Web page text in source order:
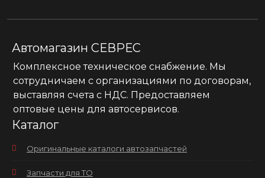
Автомагазин СЕВРЕС
Комплексное техническое снабжение. Мы
сотрудничаем с организациями по договорам,
выставляя счета с НДС. Предоставляем
оптовые цены для автосервисов.
Каталог
Оригинальные каталоги автозапчастей
Запчасти для ТО